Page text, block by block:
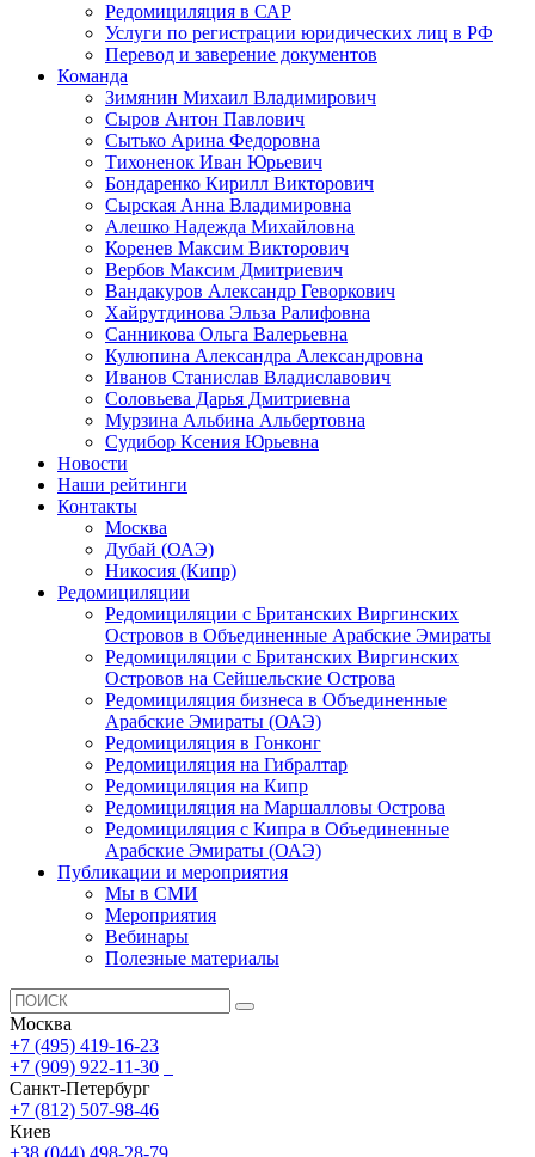
Редомициляция в САР
Услуги по регистрации юридических лиц в РФ
Перевод и заверение документов
Команда
Зимянин Михаил Владимирович
Сыров Антон Павлович
Сытько Арина Федоровна
Тихоненок Иван Юрьевич
Бондаренко Кирилл Викторович
Сырская Анна Владимировна
Алешко Надежда Михайловна
Коренев Максим Викторович
Вербов Максим Дмитриевич
Вандакуров Александр Геворкович
Хайрутдинова Эльза Ралифовна
Санникова Ольга Валерьевна
Кулюпина Александра Александровна
Иванов Станислав Владиславович
Соловьева Дарья Дмитриевна
Мурзина Альбина Альбертовна
Судибор Ксения Юрьевна
Новости
Наши рейтинги
Контакты
Москва
Дубай (ОАЭ)
Никосия (Кипр)
Редомициляции
Редомициляции с Британских Виргинских
Островов в Объединенные Арабские Эмираты
Редомициляции с Британских Виргинских
Островов на Сейшельские Острова
Редомициляция бизнеса в Объединенные
Арабские Эмираты (ОАЭ)
Редомициляция в Гонконг
Редомициляция на Гибралтар
Редомициляция на Кипр
Редомициляция на Маршалловы Острова
Редомициляция с Кипра в Объединенные
Арабские Эмираты (ОАЭ)
Публикации и мероприятия
Мы в СМИ
Мероприятия
Вебинары
Полезные материалы
Москва
+7 (495) 419-16-23
+7 (909) 922-11-30
Санкт-Петербург
+7 (812) 507-98-46
Киев
+38 (044) 498-28-79